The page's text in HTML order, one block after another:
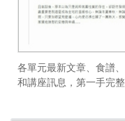
各單元最新文章、食譜
和講座訊息，第一手完整